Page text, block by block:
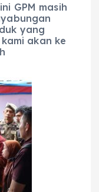
GPM masih
yang
akan ke